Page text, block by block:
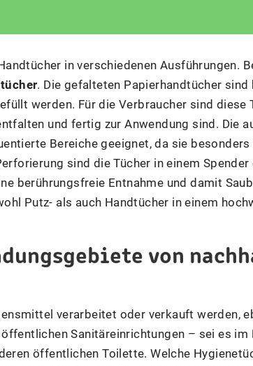
in verschiedenen Ausführungen.
. Die gefalteten Papierhandtücher
werden. Für die Verbraucher sind diese
und fertig zur Anwendung sind. Die
Bereiche geeignet, da sie
sind die Tücher in einem
berührungsfreie Entnahme und damit
Putz- als auch Handtücher in einem
von
verarbeitet oder verkauft werden,
Sanitäreinrichtungen – sei es im
öffentlichen Toilette. Welche